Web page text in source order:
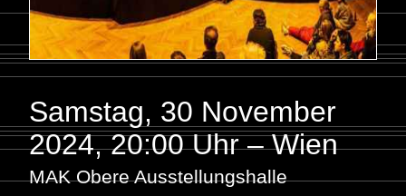
Samstag, 30 November
2024,20:00 Uhr – Wien
MAK Obere Ausstellungshalle